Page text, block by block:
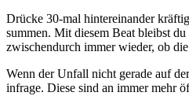
Drücke 30-mal hintereinander
summen. Mit diesem Beat bleibst
zwischendurch immer wieder, ob
Wenn der Unfall nicht gerade auf
infrage. Diese sind an immer mehr